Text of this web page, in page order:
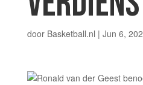
door Basketball.nl | Jun 6,